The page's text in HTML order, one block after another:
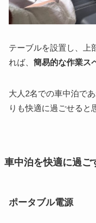
テーブルを設置し、上
れば、 簡易的な作業ス
大人2名での車中泊で
りも快適に過ごせると
車中泊を快適に過ご
ポータブル電源